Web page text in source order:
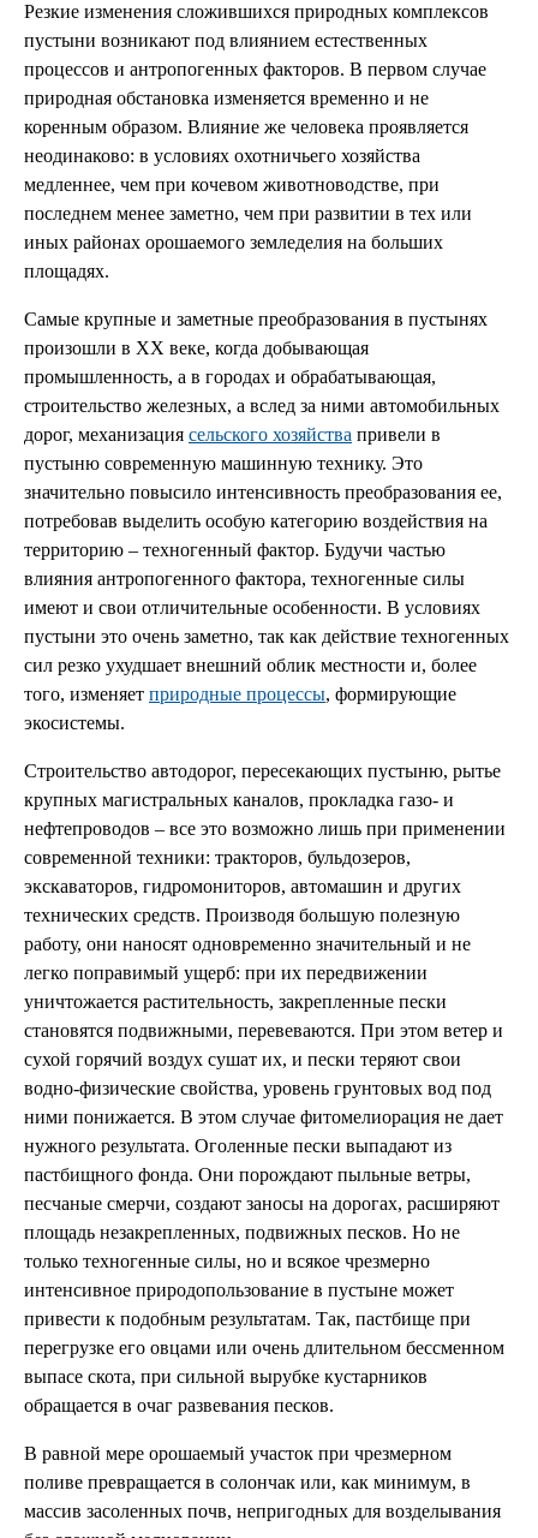
Резкие изменения сложившихся природных комплексов
пустыни возникают под влиянием естественных
процессов и антропогенных факторов. В первом случае
природная обстановка изменяется временно и не
коренным образом. Влияние же человека проявляется
неодинаково: в условиях охотничьего хозяйства
медленнее, чем при кочевом животноводстве, при
последнем менее заметно, чем при развитии в тех или
иных районах орошаемого земледелия на больших
площадях.
Самые крупные и заметные преобразования в пустынях
произошли в ХХ веке, когда добывающая
промышленность, а в городах и обрабатывающая,
строительство железных, а вслед за ними автомобильных
дорог, механизация сельского хозяйства привели в
пустыню современную машинную технику. Это
значительно повысило интенсивность преобразования ее,
потребовав выделить особую категорию воздействия на
территорию – техногенный фактор. Будучи частью
влияния антропогенного фактора, техногенные силы
имеют и свои отличительные особенности. В условиях
пустыни это очень заметно, так как действие техногенных
сил резко ухудшает внешний облик местности и, более
того, изменяет природные процессы, формирующие
экосистемы.
Строительство автодорог, пересекающих пустыню, рытье
крупных магистральных каналов, прокладка газо- и
нефтепроводов – все это возможно лишь при применении
современной техники: тракторов, бульдозеров,
экскаваторов, гидромониторов, автомашин и других
технических средств. Производя большую полезную
работу, они наносят одновременно значительный и не
легко поправимый ущерб: при их передвижении
уничтожается растительность, закрепленные пески
становятся подвижными, перевеваются. При этом ветер и
сухой горячий воздух сушат их, и пески теряют свои
водно-физические свойства, уровень грунтовых вод под
ними понижается. В этом случае фитомелиорация не дает
нужного результата. Оголенные пески выпадают из
пастбищного фонда. Они порождают пыльные ветры,
песчаные смерчи, создают заносы на дорогах, расширяют
площадь незакрепленных, подвижных песков. Но не
только техногенные силы, но и всякое чрезмерно
интенсивное природопользование в пустыне может
привести к подобным результатам. Так, пастбище при
перегрузке его овцами или очень длительном бессменном
выпасе скота, при сильной вырубке кустарников
обращается в очаг развевания песков.
В равной мере орошаемый участок при чрезмерном
поливе превращается в солончак или, как минимум, в
массив засоленных почв, непригодных для возделывания